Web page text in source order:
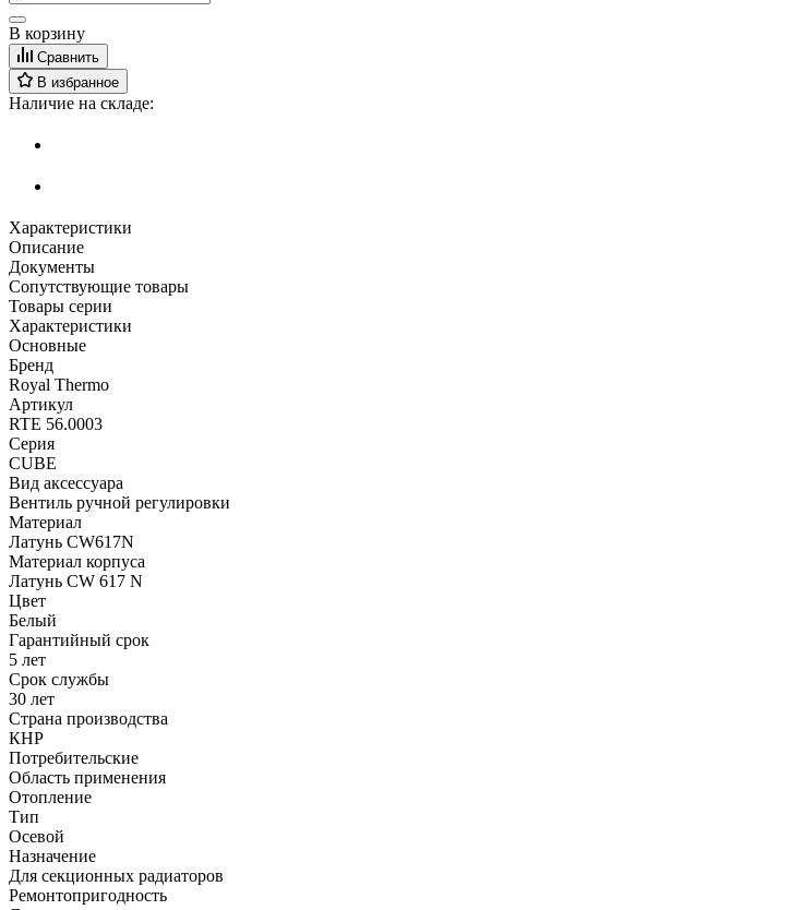
В корзину
Сравнить
В избранное
Наличие на складе:
Характеристики
Описание
Документы
Сопутствующие товары
Товары серии
Характеристики
Основные
Бренд
Royal Thermo
Артикул
RTE 56.0003
Серия
CUBE
Вид аксессуара
Вентиль ручной регулировки
Материал
Латунь CW617N
Материал корпуса
Латунь CW 617 N
Цвет
Белый
Гарантийный срок
5 лет
Срок службы
30 лет
Страна производства
КНР
Потребительские
Область применения
Отопление
Тип
Осевой
Назначение
Для секционных радиаторов
Ремонтопригодность